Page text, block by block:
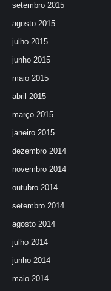
setembro 2015
agosto 2015
julho 2015
junho 2015
maio 2015
abril 2015
março 2015
janeiro 2015
dezembro 2014
novembro 2014
outubro 2014
setembro 2014
agosto 2014
julho 2014
junho 2014
maio 2014